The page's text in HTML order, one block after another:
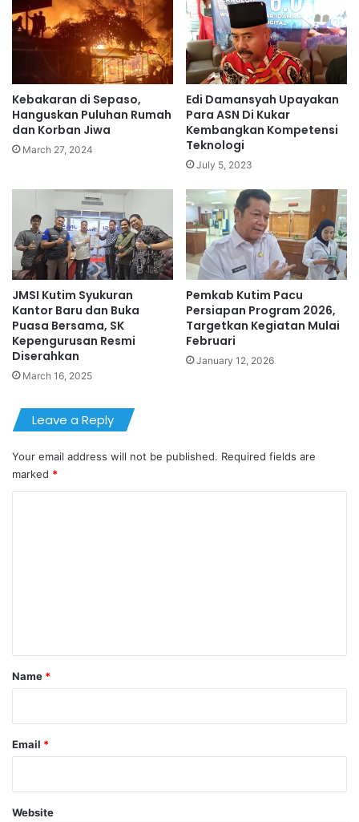
Kebakaran di Sepaso,
Hanguskan Puluhan Rumah
dan Korban Jiwa
March 27, 2024
Edi Damansyah Upayakan
Para ASN Di Kukar
Kembangkan Kompetensi
Teknologi
July 5, 2023
JMSI Kutim Syukuran
Kantor Baru dan Buka
Puasa Bersama, SK
Kepengurusan Resmi
Diserahkan
March 16, 2025
Pemkab Kutim Pacu
Persiapan Program 2026,
Targetkan Kegiatan Mulai
Februari
January 12, 2026
Leave a Reply
Your email address will not be published. Required fields are
marked *
*
Name *
Email *
Website